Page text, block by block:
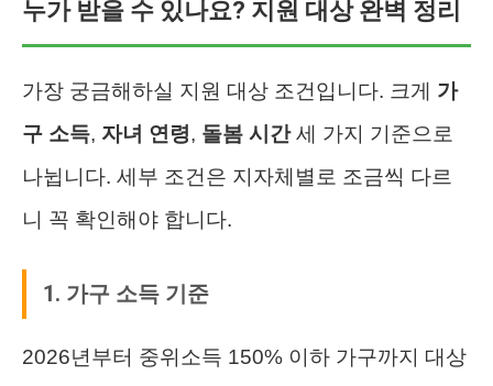
누가 받을 수 있나요? 지원 대상 완벽 정리
가장 궁금해하실 지원 대상 조건입니다. 크게 가
구 소득, 자녀 연령, 돌봄 시간세 가지 기준으로
나뉩니다. 세부 조건은 지자체별로 조금씩 다르
니 꼭 확인해야 합니다.
1. 가구 소득 기준
2026년부터 중위소득 150% 이하 가구까지 대상